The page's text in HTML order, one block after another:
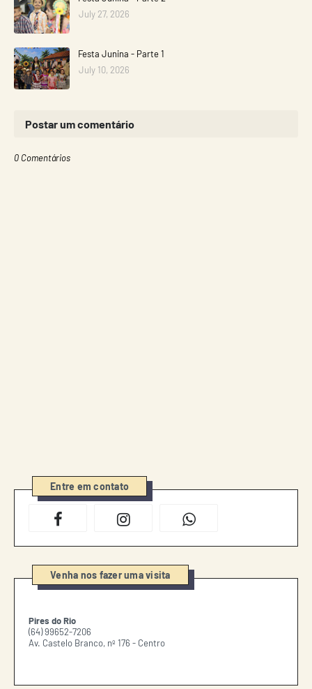
July 27, 2026
Festa Junina - Parte 1
July 10, 2026
Postar um comentário
0 Comentários
Entre em contato
Venha nos fazer uma visita
Pires do Rio
(64) 99652-7206
Av. Castelo Branco, nº 176 - Centro